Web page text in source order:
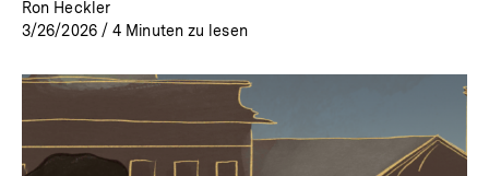
Ron Heckler
3/26/2026 / 4 Minuten zu lesen